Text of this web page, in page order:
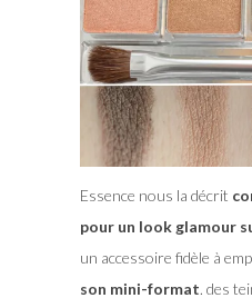
Essence nous la décrit
pour un look glamour
un accessoire fidèle à
son mini-format. des